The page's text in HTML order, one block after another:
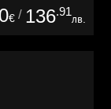
€ / 136.91
лв.